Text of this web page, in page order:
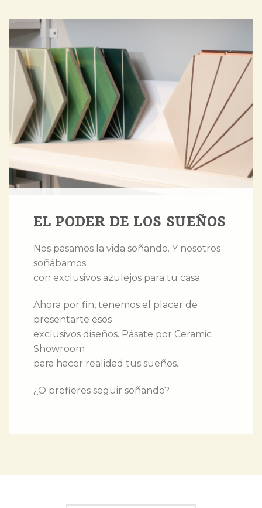
EL PODER DE LOS SUEÑOS
Nos pasamos la vida soñando. Y nosotros
soñábamos
con exclusivos azulejos para tu casa.
Ahora por fin, tenemos el placer de
presentarte esos
exclusivos diseños. Pásate por Ceramic
Showroom
para hacer realidad tus sueños.
¿O prefieres seguir soñando?